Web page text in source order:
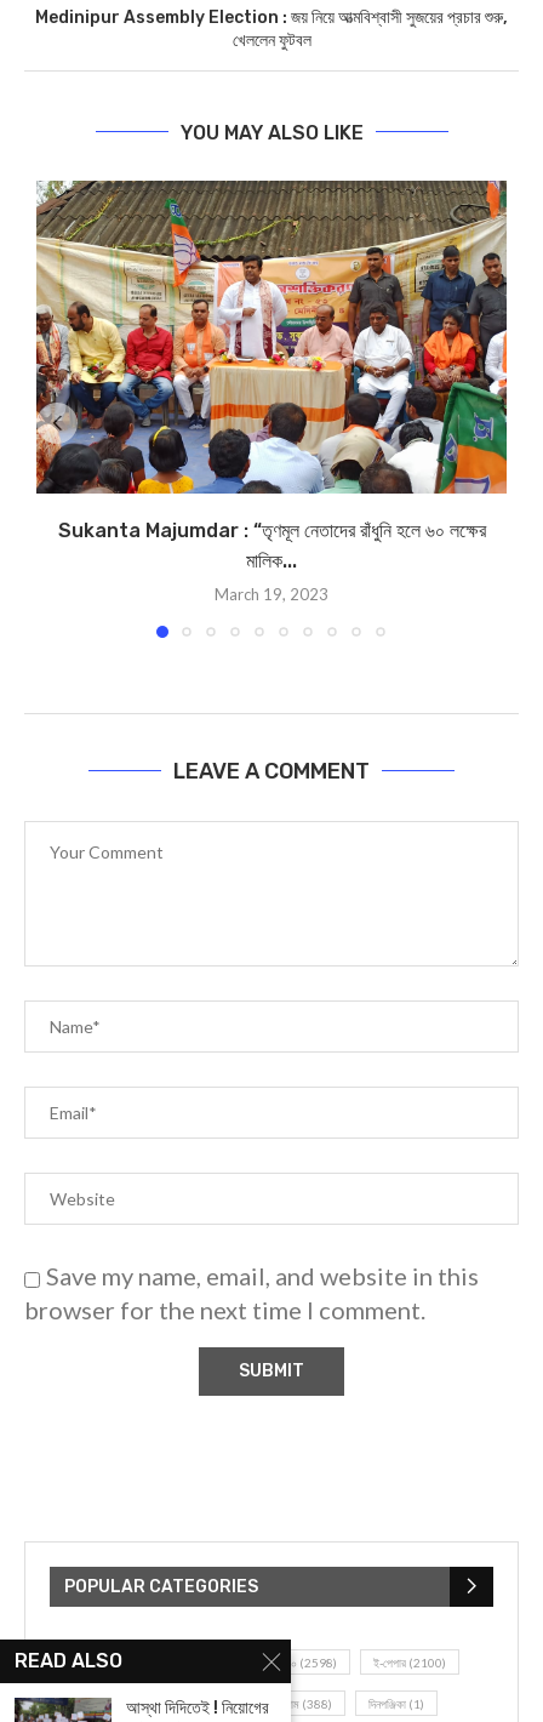
Medinipur Assembly Election : জয় নিয়ে আত্মবিশ্বাসী সুজয়ের প্রচার শুরু,
খেললেন ফুটবল
YOU MAY ALSO LIKE
Sukanta Majumdar : “তৃণমূল নেতাদের রাঁধুনি হলে ৬০ লক্ষের
মালিক...
March 19, 2023
LEAVE A COMMENT
Save my name, email, and website in this
browser for the next time I comment.
POPULAR CATEGORIES
UNCATEGORIZED আজকের সেরা ১০ (2598) ই-পেপার (2100)
খেলাধূলো (5) জেলার খবর(602) ঝাড়গ্রাম (388) দিনপঞ্জিকা (1)
READ ALSO
আস্থা দিদিতেই ! নিয়োগের